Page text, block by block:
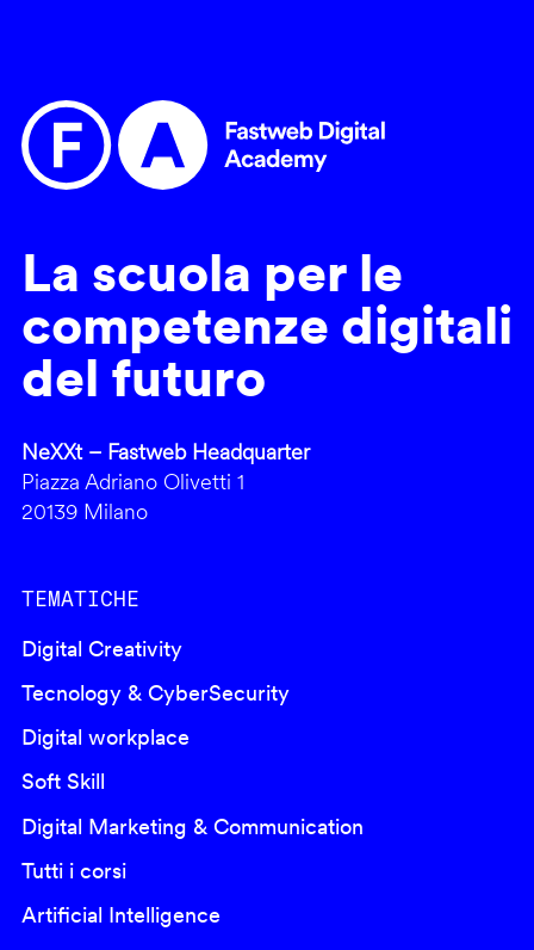
La scuola per le
competenze digitali
del futuro
NeXXt – Fastweb Headquarter
Piazza Adriano Olivetti 1
20139 Milano
TEMATICHE
Digital Creativity
Tecnology & CyberSecurity
Digital workplace
Soft Skill
Digital Marketing & Communication
Tutti i corsi
Artificial Intelligence